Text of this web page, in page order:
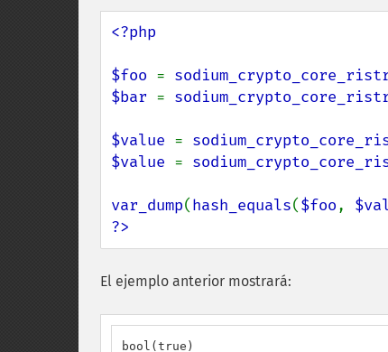
<?php
$foo =
$bar =
$value =
$value =
var_dump(hash_equals($foo,
?>
El ejemplo anterior mostrará:
bool(true)